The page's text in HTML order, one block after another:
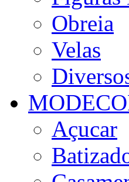
Obreia
Velas
Açucar